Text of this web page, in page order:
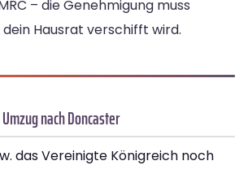
– die Genehmigung muss
Hausrat verschifft wird.
nach Doncaster
das Vereinigte Königreich noch